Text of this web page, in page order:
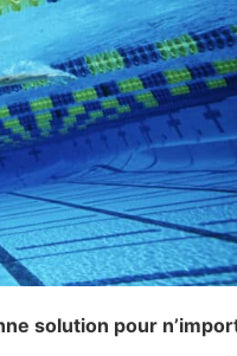
solution pour